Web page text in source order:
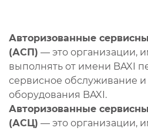
Авторизованные
(АСП) — это организации,
выполнять от имени BAXI
сервисное обслуживание
оборудования BAXI.
Авторизованные
(АСЦ) — это организации,